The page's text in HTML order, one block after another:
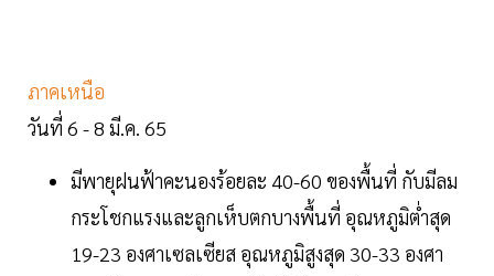
ภาคเหนือ
วันที่ 6 - 8 มี.ค. 65
มีพายุฝนฟ้าคะนองร้อยละ 40-60 ของพื้นที่ กับมีลม
กระโชกแรงและลูกเห็บตกบางพื้นที่ อุณหภูมิต่ำสุด
19-23 องศาเซลเซียส อุณหภูมิสูงสุด 30-33 องศา